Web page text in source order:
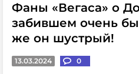
Фаны «Вегаса» о
забившем очень
же он шустрый!
13.03.2024 0